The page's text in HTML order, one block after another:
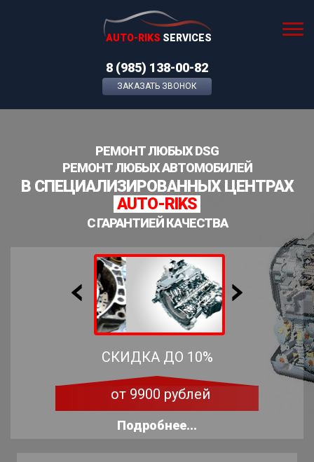
AUTO-RIKS SERVICES
8 (985) 138-00-82
ЗАКАЗАТЬ ЗВОНОК
РЕМОНТ ЛЮБЫХ DSG
РЕМОНТ ЛЮБЫХ АВТОМОБИЛЕЙ
В СПЕЦИАЛИЗИРОВАННЫХ ЦЕНТРАХ
AUTO-RIKS
С ГАРАНТИЕЙ КАЧЕСТВА
СКИДКА ДО 10%
от 9900 рублей
Подробнее...